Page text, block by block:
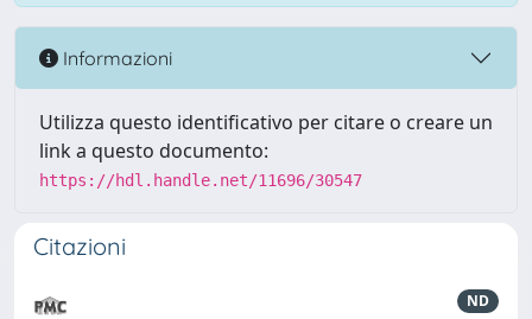
Informazioni
Utilizza questo identificativo per citare o creare un
link a questo documento:
https://hdl.handle.net/11696/30547
Citazioni
ND